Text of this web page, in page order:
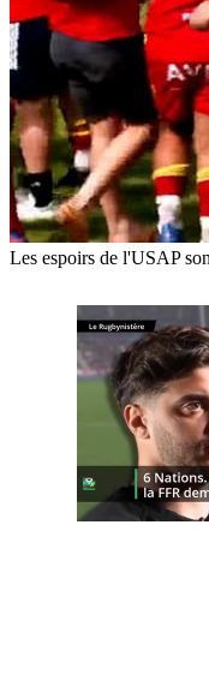
Les espoirs de l'USAP